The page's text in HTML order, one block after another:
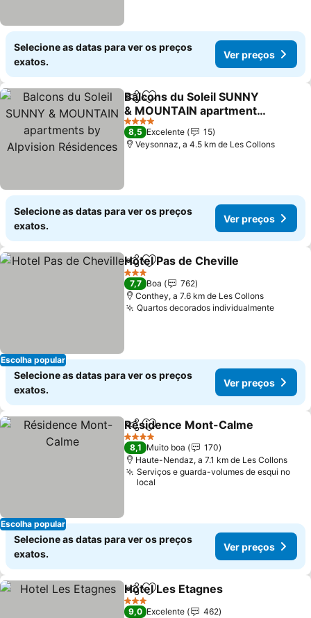
Selecione as datas para ver os preços
exatos.
Ver preços
PartilharAdicionar aos favoritos
Balcons du Soleil SUNNY
& MOUNTAIN apartments
by Alpvision Résidences
4 Estrelas
8,5 Excelente
15
Veysonnaz, a 4.5 km de Les Collons
Selecione as datas para ver os preços
exatos.
Ver preços
Escolha popular
PartilharAdicionar aos favoritos
Hotel Pas de Cheville
3 Estrelas
7,7 Boa
762
Conthey, a 7.6 km de Les Collons
Quartos decorados individualmente
Selecione as datas para ver os preços
exatos.
Ver preços
Escolha popular
PartilharAdicionar aos favoritos
Résidence Mont-Calme
4 Estrelas
8,1 Muito boa
170
Haute-Nendaz, a 7.1 km de Les Collons
Serviços e guarda-volumes de esqui no
local
Selecione as datas para ver os preços
exatos.
Ver preços
PartilharAdicionar aos favoritos
Hotel Les Etagnes
3 Estrelas
9,0 Excelente
462